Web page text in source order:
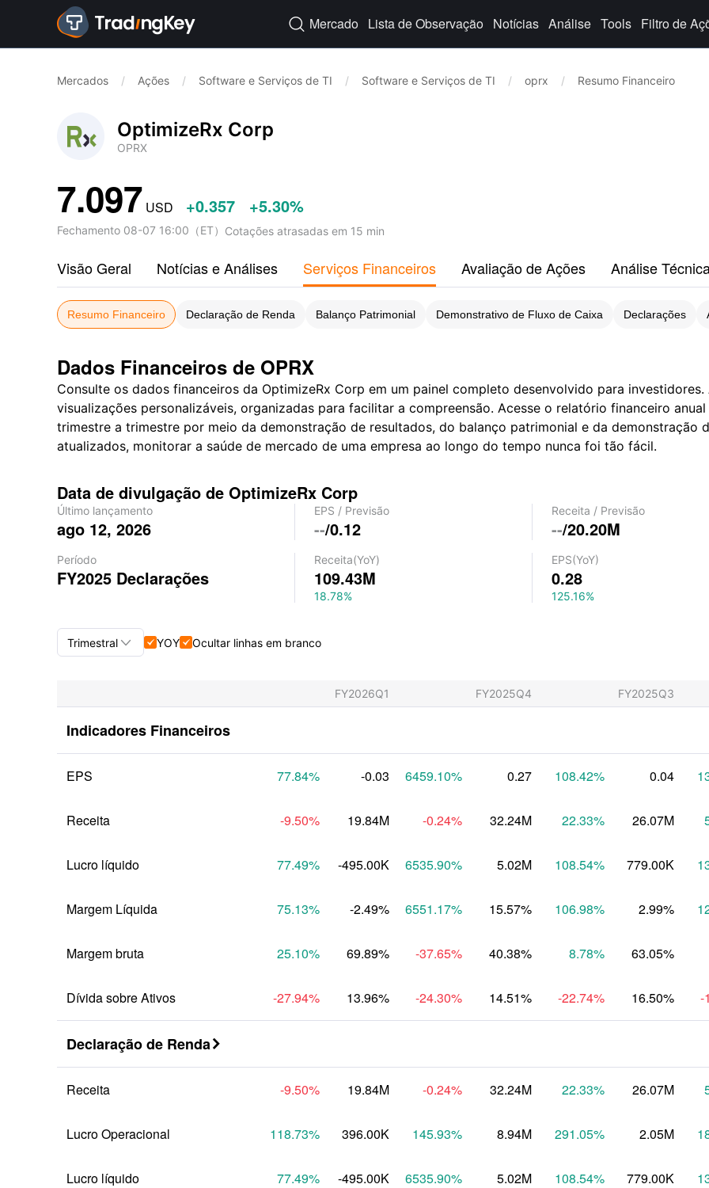
 Mercado Lista de Observação Notícias Análise Tools Filtro de
Mercados / Ações / Software e Serviços de TI / Software e Serviços de TI / oprx / Resumo Financeiro
OptimizeRx Corp
OPRX
7.097 USD +0.357 +5.30%
Fechamento 08-07 16:00 （ET） Cotações atrasadas em 15 min
Visão Geral Notícias e Análises Serviços Financeiros Avaliação de Ações Análise
Resumo Financeiro Declaração de Renda Balanço Patrimonial Demonstrativo de Fluxo de Caixa Declarações
Dados Financeiros de OPRX
Consulte os dados financeiros da OptimizeRx Corp em um painel completo desenvolvido para
visualizações personalizáveis, organizadas para facilitar a compreensão. Acesse o relatório financeiro
trimestre a trimestre por meio da demonstração de resultados, do balanço patrimonial e da demonstração
atualizados, monitorar a saúde de mercado de uma empresa ao longo do tempo nunca foi tão fácil.
Data de divulgação de OptimizeRx Corp
Último lançamento
ago 12, 2026
EPS / Previsão
--/0.12
Receita / Previsão
--/20.20M
Período
FY2025 Declarações
Receita(YoY)
109.43M
18.78%
EPS(YoY)
0.28
125.16%
Trimestral 
Trimestral
Anual
YOY Ocultar linhas em branco
FY2026Q1 FY2025Q4 FY2025Q3
Indicadores Financeiros
EPS 77.84% -0.03 6459.10% 0.27 108.42% 0.04
Receita -9.50% 19.84M -0.24% 32.24M 22.33% 26.07M
Lucro líquido 77.49% -495.00K 6535.90% 5.02M 108.54% 779.00K
Margem Líquida 75.13% -2.49% 6551.17% 15.57% 106.98% 2.99%
Margem bruta 25.10% 69.89% -37.65% 40.38% 8.78% 63.05%
Dívida sobre Ativos -27.94% 13.96% -24.30% 14.51% -22.74% 16.50% -
Declaração de Renda 
Receita -9.50% 19.84M -0.24% 32.24M 22.33% 26.07M
Lucro Operacional 118.73% 396.00K 145.93% 8.94M 291.05% 2.05M
Lucro líquido 77.49% -495.00K 6535.90% 5.02M 108.54% 779.00K